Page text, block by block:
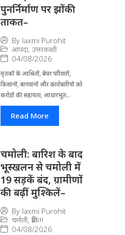
पुनर्निर्माण पर झोंकी
ताकत–
By laxmi Purohit
आपदा, उत्तरकाशी
04/08/2026
मृतकों के आश्रितों, बेघर परिवारों,
किसानों, बागवानों और कारोबारियों को
करोड़ों की सहायता, आधारभूत...
Read More
चमोली: बारिश के बाद
भूस्खलन से चमोली में
19 सड़कें बंद, ग्रामीणों
की बढ़ीं मुश्किलें–
By laxmi Purohit
चमोली, ब्रेकिंग
04/08/2026